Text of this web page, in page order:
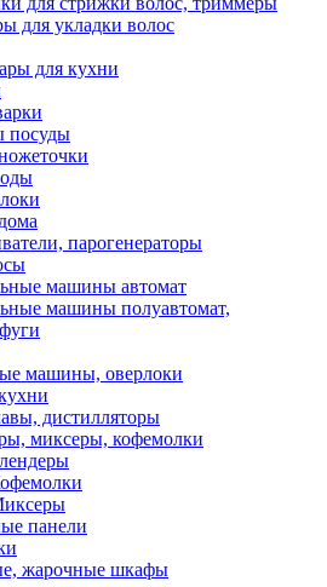
для укладки волос
для кухни
посуды
парогенераторы
машины автомат
машины полуавтомат,
машины, оверлоки
дистилляторы
миксеры, кофемолки
панели
жарочные шкафы